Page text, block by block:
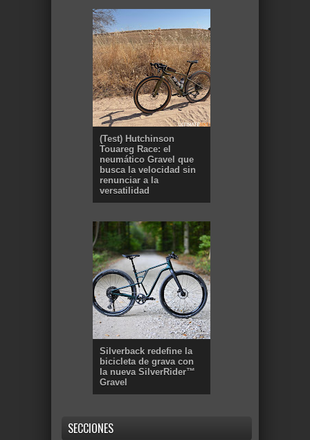
(Test) Hutchinson
Touareg Race: el
neumático Gravel que
busca la velocidad sin
renunciar a la
versatilidad
Silverback redefine la
bicicleta de grava con
la nueva SilverRider™
Gravel
SECCIONES